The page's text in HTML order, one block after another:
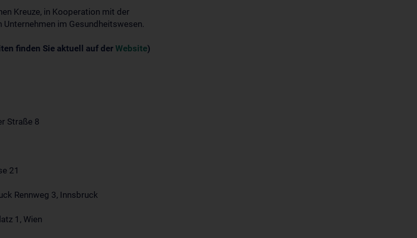
Kreuze, in Kooperation mit der
Unternehmen im Gesundheitswesen.
finden Sie aktuell auf derWebsite)
Straße 8
21
Rennweg 3, Innsbruck
1, Wien